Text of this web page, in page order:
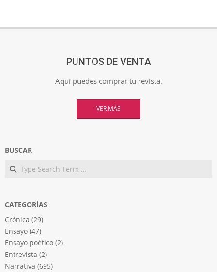
PUNTOS DE VENTA
Aquí puedes comprar tu revista.
VER MÁS
BUSCAR
Search
CATEGORÍAS
Crónica (29)
Ensayo (47)
Ensayo poético (2)
Entrevista (2)
Narrativa (695)